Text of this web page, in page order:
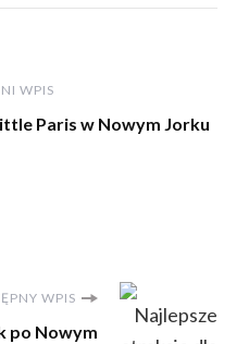
WPIS
Paris w Nowym Jorku
WPIS
po Nowym